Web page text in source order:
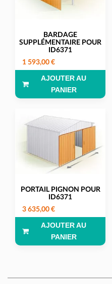
BARDAGE
SUPPLÉMENTAIRE POUR
ID6371
1 593,00 €
AJOUTER AU
PANIER
PORTAIL PIGNON POUR
ID6371
3 635,00 €
AJOUTER AU
PANIER